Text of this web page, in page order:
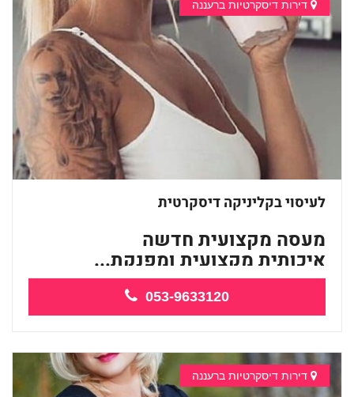
דירות דיסקרטיות ברעננה
לעיסוי בקליניקה דיסקרטית
מעסה מקצועית חדשה
איכותית מקצועית ומפנקת...
053-9633120
דירות דיסקרטיות ברעננה